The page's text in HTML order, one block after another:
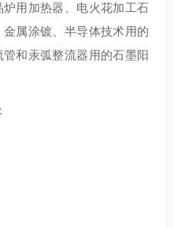
用加热器、电火花加工石
属涂镀、半导体技术用的
和汞弧整流器用的石墨阳